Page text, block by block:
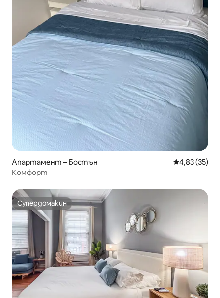
Апартамент – Бостън Средна
4,83 (35)
Комфорт
Супердомакин
Супердомакин